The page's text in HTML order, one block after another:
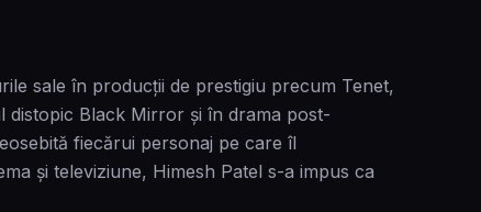
sale în producții de prestigiu precum Tenet,
distopic Black Mirror și în drama post-
fiecărui personaj pe care îl
și televiziune, Himesh Patel s-a impus ca